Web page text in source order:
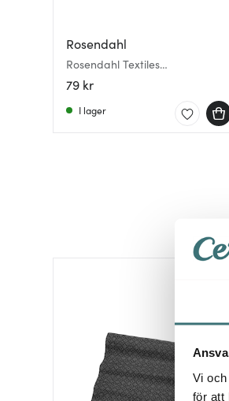
Vi och
för att
Rosendahl
Rosendahl Textiles
Kökshandduk 50x70 cm
Blå/Terracotta
79 kr
I lager